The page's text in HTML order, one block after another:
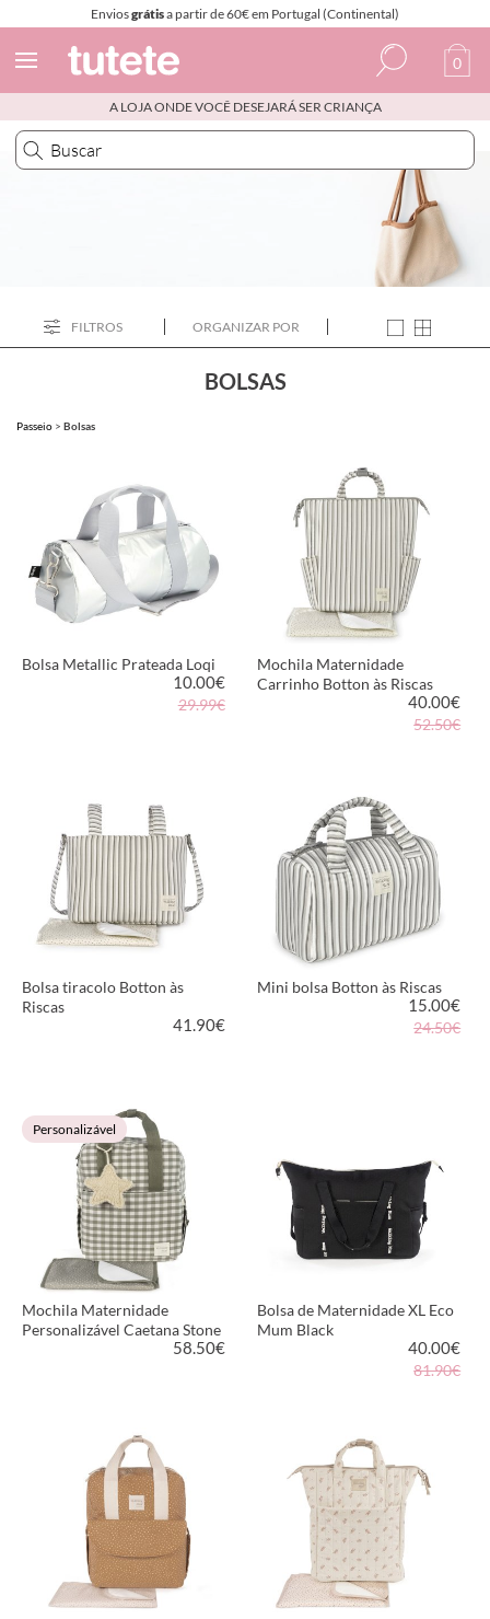
Enviosgrátisa partir de 60€ em Portugal (Continental)
Espanhol
Italiano
0
A LOJA ONDE VOCÊ DESEJARÁ SER CRIANÇA
FILTROS ORGANIZAR POR
BOLSAS
Passeio > Bolsas
Bolsa Metallic Prateada Loqi
10.00€
29.99€
Mochila Maternidade
Carrinho Botton às Riscas
40.00€
52.50€
Bolsa tiracolo Botton às
Riscas
41.90€
VER PRODUTO
Mini bolsa Botton às Riscas
15.00€
24.50€
Personalizável
Mochila Maternidade
Personalizável Caetana Stone
58.50€
VER PRODUTO
Bolsa de Maternidade XL Eco
Mum Black
40.00€
81.90€
VER PRODUTO